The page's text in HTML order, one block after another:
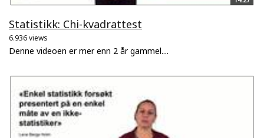
Statistikk: Chi-kvadrattest
6.936 views
Denne videoen er mer enn 2 år gammel....